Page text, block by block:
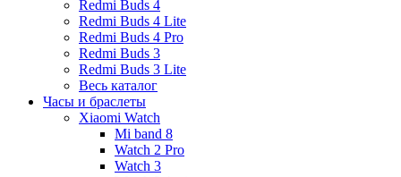
Redmi Buds 4
Redmi Buds 4 Lite
Redmi Buds 4 Pro
Redmi Buds 3
Redmi Buds 3 Lite
Весь каталог
Часы и браслеты
Xiaomi Watch
Mi band 8
Watch 2 Pro
Watch 3